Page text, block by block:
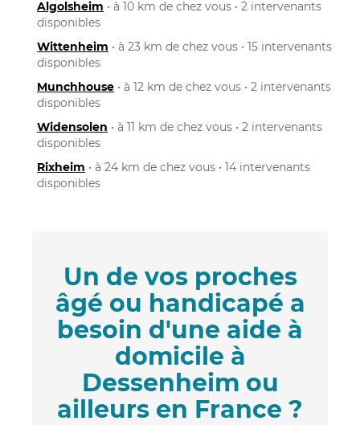
Algolsheim • à 10 km de chez vous • 2 intervenants
disponibles
Wittenheim • à 23 km de chez vous • 15 intervenants
disponibles
Munchhouse • à 12 km de chez vous • 2 intervenants
disponibles
Widensolen • à 11 km de chez vous • 2 intervenants
disponibles
Rixheim • à 24 km de chez vous • 14 intervenants
disponibles
Un de vos proches
âgé ou handicapé a
besoin d'une aide à
domicile à
Dessenheim ou
ailleurs en France ?